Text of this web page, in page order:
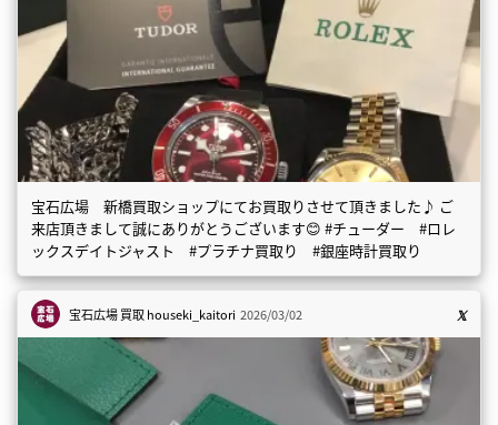
宝石広場 新橋買取ショップにてお買取りさせて頂きました♪ ご
来店頂きまして誠にありがとうございます😊 #チューダー #ロレ
ックスデイトジャスト #プラチナ買取り #銀座時計買取り
宝石広場 買取houseki_kaitori 2026/03/02